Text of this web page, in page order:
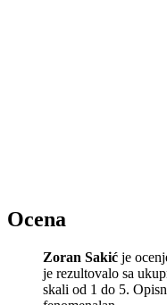
Ocena
Zoran Sakić je
je rezultovalo sa
skali od 1 do 5.